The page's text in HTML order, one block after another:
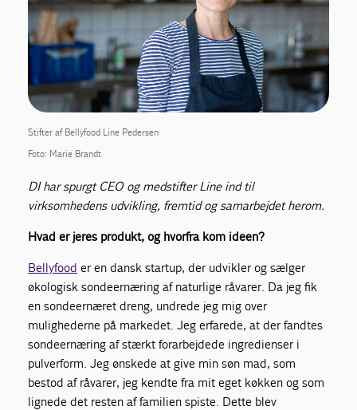
Stifter af Bellyfood Line Pedersen
Foto: Marie Brandt
DI har spurgt CEO og medstifter Line ind til
virksomhedens udvikling, fremtid og samarbejdet herom.
Hvad er jeres produkt, og hvorfra kom ideen?
Bellyfood er en dansk startup, der udvikler og sælger
økologisk sondeernæring af naturlige råvarer. Da jeg fik
en sondeernæret dreng, undrede jeg mig over
mulighederne på markedet. Jeg erfarede, at der fandtes
sondeernæring af stærkt forarbejdede ingredienser i
pulverform. Jeg ønskede at give min søn mad, som
bestod af råvarer, jeg kendte fra mit eget køkken og som
lignede det resten af familien spiste. Dette blev